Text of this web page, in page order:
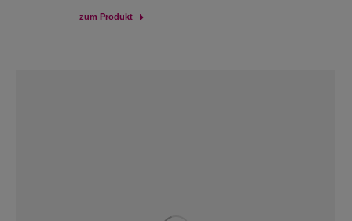
zum Produkt